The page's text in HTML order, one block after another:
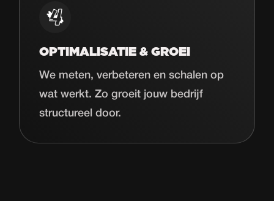
OPTIMALISATIE & GROEI
We meten, verbeteren en schalen op
wat werkt. Zo groeit jouw bedrijf
structureel door.